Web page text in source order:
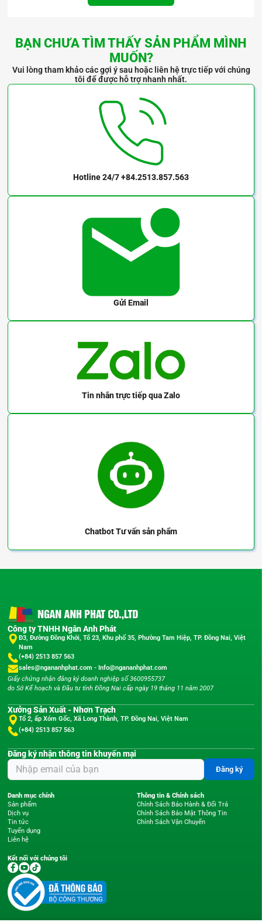
AK-7137
AK-7139
BẠN CHƯA TÌM THẤY SẢN PHẨM MÌNH
MUỐN?
Vui lòng tham khảo các gợi ý sau hoặc liên hệ trực tiếp với chúng
tôi để được hỗ trợ nhanh nhất.
Hotline 24/7+84.2513.857.563
Gửi Email
Tin nhắn trực tiếpqua Zalo
ChatbotTư vấn sản phẩm
Công ty TNHH Ngân Anh Phát
Đ3, Đường Đồng Khởi, Tổ 23, Khu phố 35, Phường Tam Hiệp, TP. Đồng Nai, Việt
Nam
(+84) 2513 857 563
sales@ngananhphat.com - Info@ngananhphat.com
Giấy chứng nhận đăng ký doanh nghiệp số 3600955737
do Sở Kế hoạch và Đầu tư tỉnh Đồng Nai cấp ngày 19 tháng 11 năm 2007
Xưởng Sản Xuất - Nhơn Trạch
Tổ 2, ấp Xóm Gốc, Xã Long Thành, TP. Đồng Nai, Việt Nam
(+84) 2513 857 563
Đăng ký nhận thông tin khuyến mại
Đăng ký
Danh mục chính
Sản phẩm
Dịch vụ
Tin tức
Tuyển dụng
Liên hệ
Thông tin & Chính sách
Chính Sách Bảo Hành & Đổi Trả
Chính Sách Bảo Mật Thông Tin
Chính Sách Vận Chuyển
Kết nối với chúng tôi